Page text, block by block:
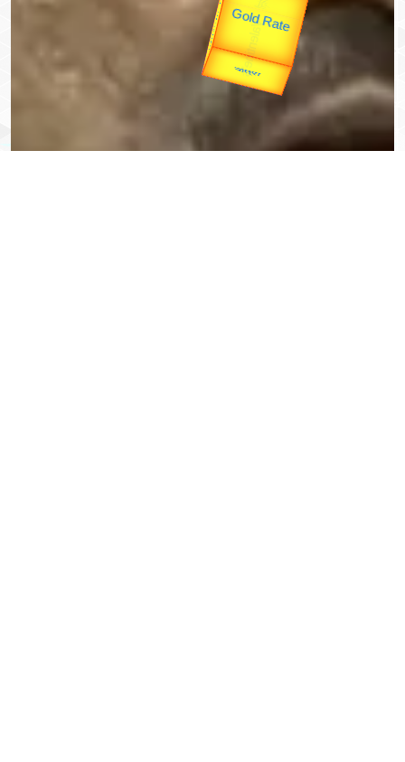
Valentine's
उपराष्ट्रपति
यात्रा
Gold Rate unTV Special